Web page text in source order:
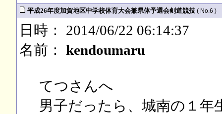
平成26年度加賀地区中学校体育大会兼県体予選会剣道競技 ( No.6 )
日時： 2014/06/22 06:14:37
名前： kendoumaru
てつさんへ
男子だったら、城南の１年